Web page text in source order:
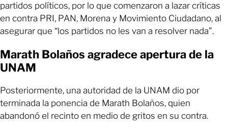
partidos políticos, por lo que comenzaron a lazar críticas
en contra PRI, PAN, Morena y Movimiento Ciudadano, al
asegurar que “los partidos no les van a resolver nada”.
Marath Bolaños agradece apertura de la
UNAM
Posteriormente, una autoridad de la UNAM dio por
terminada la ponencia de Marath Bolaños, quien
abandonó el recinto en medio de gritos en su contra.